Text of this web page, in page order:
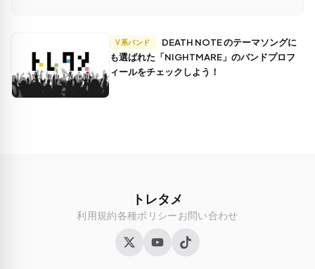
V系バンド
も選ばれた「NIGHTMARE」のバンドプロフ
ィールをチェックしよう！
トレタメ
利用規約各種ポリシーお問い合わせ